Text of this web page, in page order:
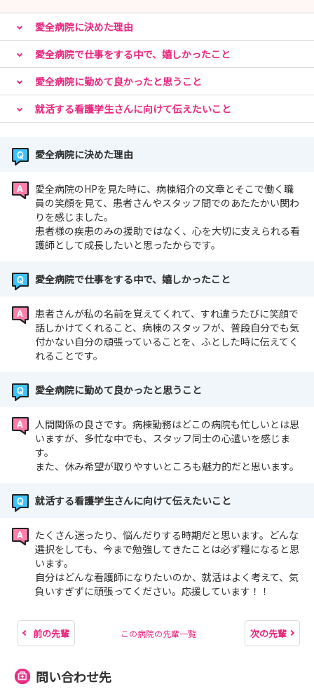
★インターンシップのご案内☆
愛全病院で行っている看護や介護、病棟ごとの特徴や違い
についての説明がありまして
院内見学で各病棟の実際のお仕事内容を見て頂きます。
その後、実際に愛全会オリジナルの「あいちゃんケア」を
体験できます。
ログラムをご用意致しております
☆病院見学会のご案内★
愛全病院や看護部の紹介、新卒職員への教育体制の説明な
どがありまして
ムをご用意しております
Web説明会は随時受付しております
【インターンシップ】：毎月第2・第4水曜日に開催中
利用頂けます（真駒内駅 12:08 発）
【病院見学会】 ：毎月第2・第4土曜日に開催中！
説明会・見学会ページをご確認の上、お申込みください。
す。
愛全病院に決めた理由
愛全病院で仕事をする中で、嬉しかったこと
愛全病院に勤めて良かったと思うこと
就活する看護学生さんに向けて伝えたいこと
愛全病院に決めた理由
愛全病院のHPを見た時に、病棟紹介の文章とそこで働く職
員の笑顔を見て、患者さんやスタッフ間でのあたたかい関わ
りを感じました。
患者様の疾患のみの援助ではなく、心を大切に支えられる看
護師として成長したいと思ったからです。
愛全病院で仕事をする中で、嬉しかったこと
患者さんが私の名前を覚えてくれて、すれ違うたびに笑顔で
話しかけてくれること、病棟のスタッフが、普段自分でも気
付かない自分の頑張っていることを、ふとした時に伝えてく
れることです。
愛全病院に勤めて良かったと思うこと
人間関係の良さです。病棟勤務はどこの病院も忙しいとは思
いますが、多忙な中でも、スタッフ同士の心遣いを感じま
す。
また、休み希望が取りやすいところも魅力的だと思います。
就活する看護学生さんに向けて伝えたいこと
たくさん迷ったり、悩んだりする時期だと思います。どんな
選択をしても、今まで勉強してきたことは必ず糧になると思
います。
自分はどんな看護師になりたいのか、就活はよく考えて、気
負いすぎずに頑張ってください。応援しています！！
前の先輩 この病院の先輩一覧 次の先輩
問い合わせ先